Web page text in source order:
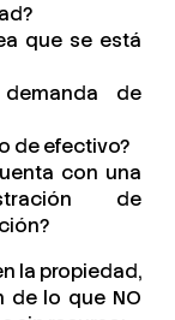
que se está
de
de efectivo?
con una
de
la propiedad,
de lo que NO